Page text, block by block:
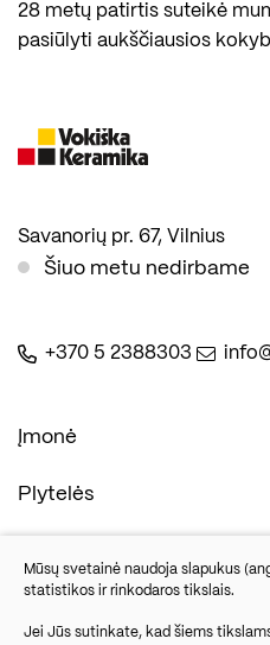
28 metų patirtis suteikė
pasiūlyti aukščiausios
Savanorių pr. 67, Vilnius
Šiuo metu nedirbame
+370 5 2388303
Įmonė
Plytelės
Naudinga
Kontaktai
Mūsų svetainė naudoja slapukus
statistikos ir rinkodaros tikslais.
Jei Jūs sutinkate, kad šiems